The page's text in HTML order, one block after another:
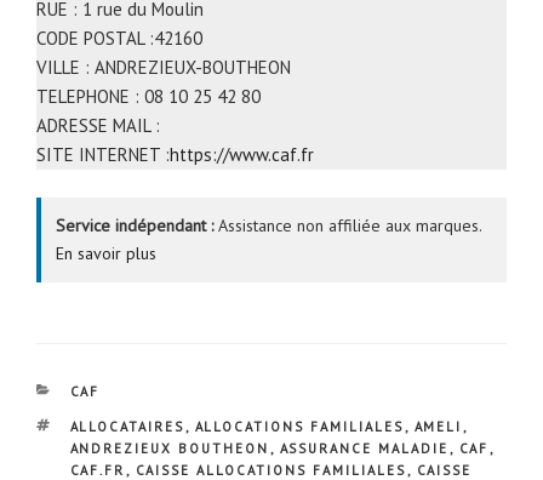
RUE : 1 rue du Moulin
CODE POSTAL :42160
VILLE : ANDREZIEUX-BOUTHEON
TELEPHONE : 08 10 25 42 80
ADRESSE MAIL :
SITE INTERNET :https://www.caf.fr
Service indépendant :Assistance non affiliée aux marques.
En savoir plus
CATÉGORIES
CAF
ÉTIQUETTES
ALLOCATAIRES, ALLOCATIONS FAMILIALES, AMELI ,
ANDREZIEUX BOUTHEON , ASSURANCE MALADIE , CAF ,
CAF.FR , CAISSE ALLOCATIONS FAMILIALES, CAISSE